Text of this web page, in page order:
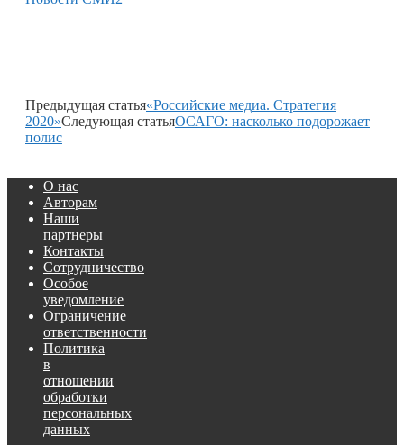
Предыдущая статья«Российские медиа. Стратегия
2020»Следующая статьяОСАГО: насколько подорожает
полис
О нас
Авторам
Наши
партнеры
Контакты
Сотрудничество
Особое
уведомление
Ограничение
ответственности
Политика
в
отношении
обработки
персональных
данных